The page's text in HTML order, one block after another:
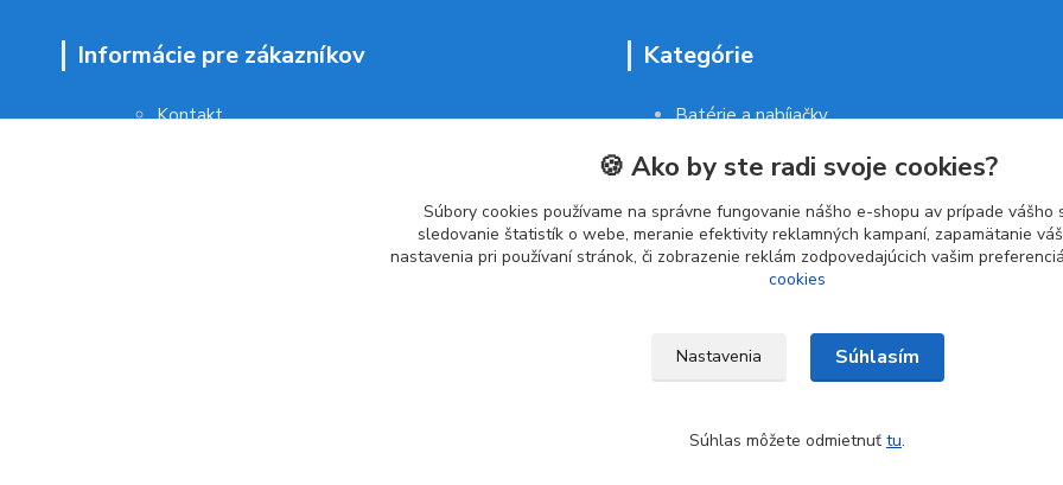
Informácie pre zákazníkov
Kontakt
Kategórie
Batérie a nabíjačky
Malé domáce spotrebiče
Kancelárske potreby
🍪 Ako by ste radi svoje cookies?
Súbory cookies používame na správne fungovanie nášho e-shopu av prípade vášho
sledovanie štatistík o webe, meranie efektivity reklamných kampaní, zapamätanie
nastavenia pri používaní stránok, či zobrazenie reklám zodpovedajúcich vašim
cookies
Nastavenia Súhlasím
Súhlas môžete odmietnuť tu.